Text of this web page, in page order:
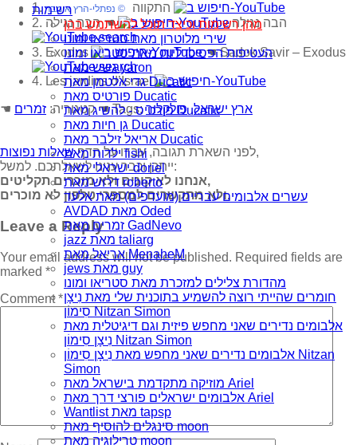
רשימות
מהן רשימות וכיצד תוכל להשתמש בהן
שירי מלוטרון מאת סטריאו ומונו
העטיפות הפסיכדליות מאת סטריאו ומונו
גשש מאת yaron
גדי אלטמן מאת Ducatic
פורטיס מאת Ducatic
פורטיס - להשיג מאת Ducatic
גן חיות מאת Ducatic
אריאל זילבר מאת Ducatic
ילדות מאת fishi
ישראלי מאת doriel
דרוש מאת roberto
עשרים אלבומים עבריים (מועדפים) מאת אלעד
AVDAD מאת Oded
זמרים מאת GadNevo
jazz מאת taliarg
אריאל מאת MenaheM
jews מאת guy
מהדורת צלילים למזכרת מאת סטריאו ומונו
חומרים שהייתי רוצה להשמיע בתוכנית שלי מאת נִיצָן
סִימוֹן Nitzan Simon
אלבומים נדירים שאני מחפש פיזית וגם דיגיטלית מאת
נִיצָן סִימוֹן Nitzan Simon
אלבומים נדירים שאני מחפש מאת נִיצָן סִימוֹן Nitzan
Simon
מוזיקה מתקדמת בישראל מאת Ariel
אלבומים ישראלים פורצי דרך מאת Ariel
Wantlist מאת tapsp
סינגלים להוסיף מאת moon
טרילוגיה מאת moon
1. התקווה © נפתלי-הרץ אימבר
2. הבה נגילה ☚הבה נגילה
3. Exodus ☚Sadok Savir – Exodus
4. Les jardins d’Israel
☚ קטגוריה: זמרים ☚ Tags: ארץ ישראל,פולקלור
לפני השארת תגובה, עברו על הדףשאלות נפוצות
,
ייתכן וכבר ענינו לשאלתכם. למשל:
אנחנו לא קונים ולא מוכרים תקליטים,
ולא מתקשרים למספרי טלפון לא מוכרים.
Leave a Reply
Your email address will not be published. Required fields are
marked *
Comment*